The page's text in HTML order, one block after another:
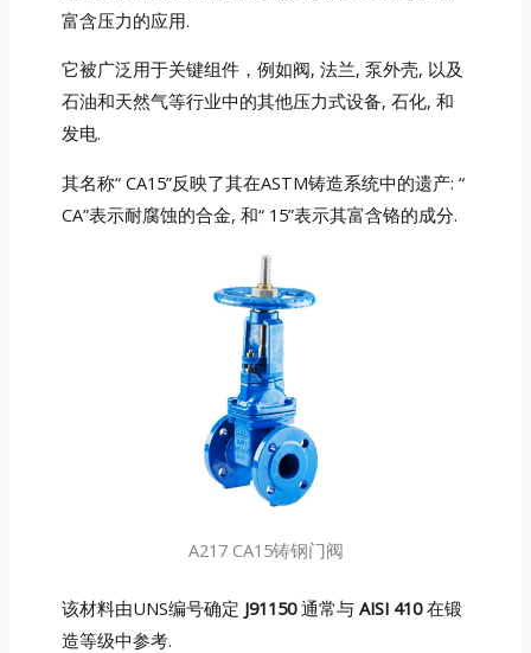
富含压力的应用.
它被广泛用于关键组件，例如阀, 法兰, 泵外壳, 以及
石油和天然气等行业中的其他压力式设备, 石化, 和
发电.
其名称“ CA15”反映了其在ASTM铸造系统中的遗产: “
CA”表示耐腐蚀的合金, 和“ 15”表示其富含铬的成分.
A217 CA15铸钢门阀
该材料由UNS编号确定 J91150通常与 AISI 410在锻
造等级中参考.